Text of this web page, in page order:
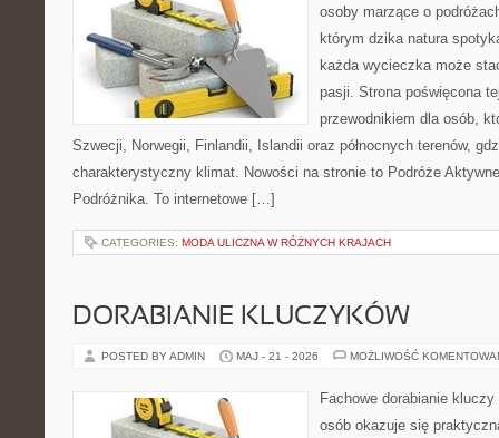
osoby marzące o
którym dzika natura
każda wycieczka może
pasji. Strona poświęcona
przewodnikiem dla osób,
Szwecji, Norwegii, Finlandii, Islandii oraz północnych terenów,
charakterystyczny klimat. Nowości na stronie to Podróże
Podróżnika. To internetowe […]
CATEGORIES: MODA ULICZNA W RÓŻNYCH KRAJACH
DORABIANIE KLUCZYKÓW
POSTED BY ADMIN MAJ - 21 - 2026 MOŻLIWOŚĆ
Fachowe dorabianie
osób okazuje się